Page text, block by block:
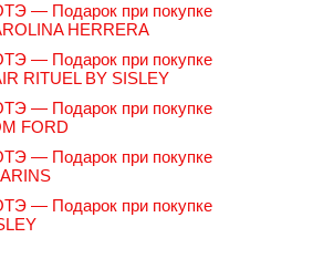
— Подарок при покупке
HERRERA
— Подарок при покупке
RITUEL BY SISLEY
— Подарок при покупке
FORD
— Подарок при покупке
— Подарок при покупке